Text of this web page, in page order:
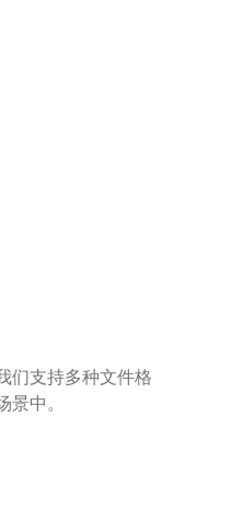
们支持多种文件格
中。